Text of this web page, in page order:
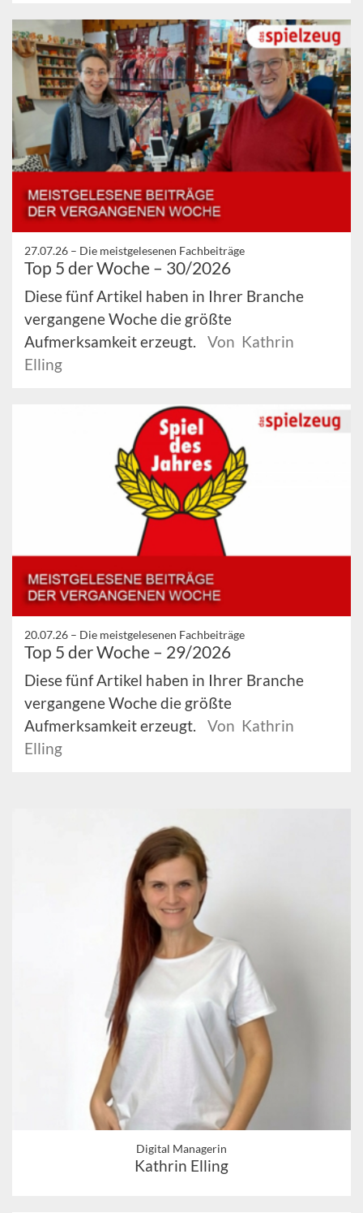
27.07.26 – Die meistgelesenen Fachbeiträge
Top 5 der Woche – 30/2026
Diese fünf Artikel haben in Ihrer Branche
vergangene Woche die größte
Aufmerksamkeit erzeugt.
Von Kathrin
Elling
20.07.26 – Die meistgelesenen Fachbeiträge
Top 5 der Woche – 29/2026
Diese fünf Artikel haben in Ihrer Branche
vergangene Woche die größte
Aufmerksamkeit erzeugt.
Von Kathrin
Elling
Digital Managerin
Kathrin Elling